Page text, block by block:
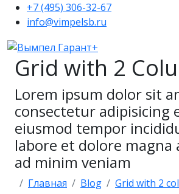
+7 (495) 306-32-67
info@vimpelsb.ru
Grid with 2
Lorem ipsum dolor sit
consectetur adipisicing
eiusmod tempor
labore et dolore magna
ad minim veniam
Главная Blog Grid with 2